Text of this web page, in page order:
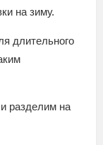
на зиму.
длительного
разделим на